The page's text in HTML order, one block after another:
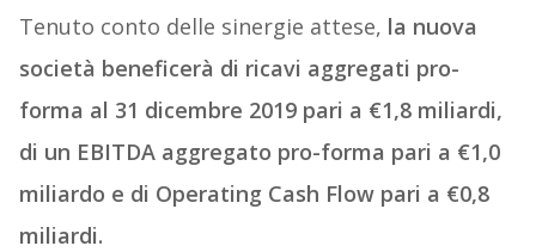
Tenuto conto delle sinergie attese, la nuova
società beneficerà di ricavi aggregati pro-
forma al 31 dicembre 2019 pari a €1,8 miliardi,
di un EBITDA aggregato pro-forma pari a €1,0
miliardo e di Operating Cash Flow pari a €0,8
miliardi.